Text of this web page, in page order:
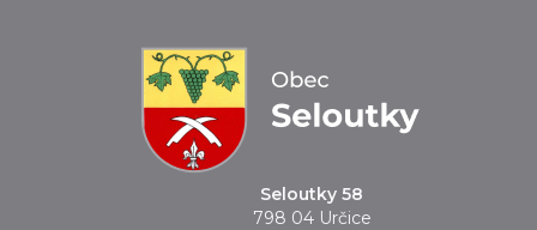
Seloutky 58
798 04 Určice